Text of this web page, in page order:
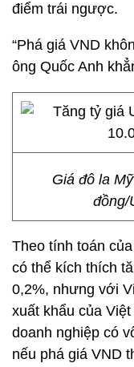
điểm trái ngược.
“Phá giá VND
ông Quốc Anh
Giá đô la
đồng/
Theo tính toán
có thể kích thích
0,2%, nhưng với
xuất khẩu của
doanh nghiệp có
nếu phá giá VND